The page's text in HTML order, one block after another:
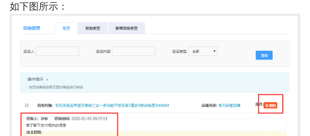
如下图所示：